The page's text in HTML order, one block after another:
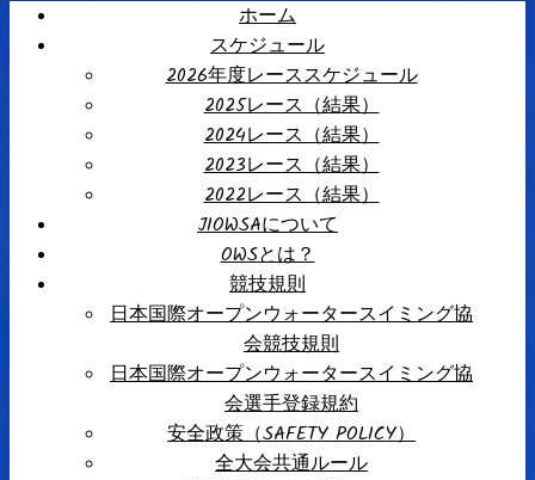
ホーム
スケジュール
2026年度レーススケジュール
2025レース（結果）
2024レース（結果）
2023レース（結果）
2022レース（結果）
JIOWSAについて
OWSとは？
競技規則
日本国際オープンウォータースイミング協
会競技規則
日本国際オープンウォータースイミング協
会選手登録規約
安全政策（SAFETY POLICY）
全大会共通ルール